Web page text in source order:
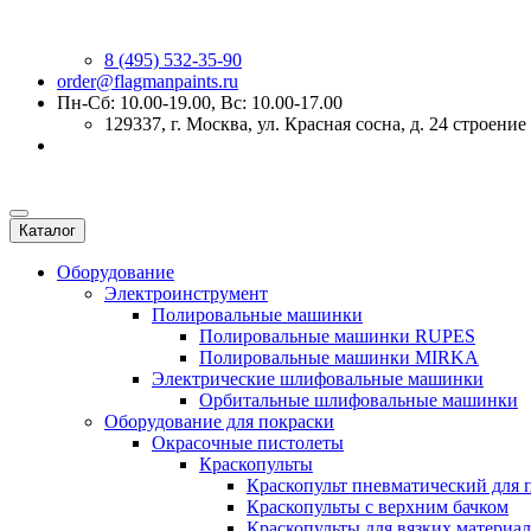
8 (495) 532-35-90
order@flagmanpaints.ru
Пн-Сб: 10.00-19.00, Вс: 10.00-17.00
129337, г. Москва, ул. Красная сосна, д. 24 строение
Каталог
Оборудование
Электроинструмент
Полировальные машинки
Полировальные машинки RUPES
Полировальные машинки MIRKA
Электрические шлифовальные машинки
Орбитальные шлифовальные машинки
Оборудование для покраски
Окрасочные пистолеты
Краскопульты
Краскопульт пневматический для
Краскопульты с верхним бачком